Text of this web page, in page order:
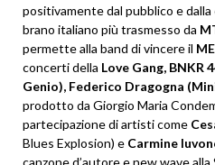
positivamente dal pubblico e
brano italiano più trasmesso da
permette alla band di vincere il
concerti della Love Gang, BNKR
Genio), Federico Dragogna
prodotto da Giorgio Maria
partecipazione di artisti come
Blues Explosion) e Carmine
canzone d’autore e new wave